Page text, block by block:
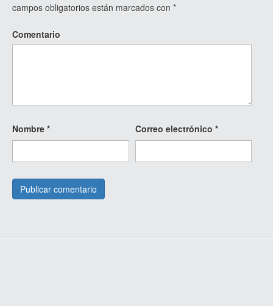
campos obligatorios están marcados con *
Comentario
Nombre * Correo electrónico *